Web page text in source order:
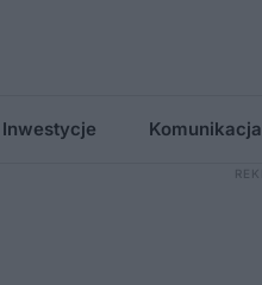
Inwestycje Komunikacja